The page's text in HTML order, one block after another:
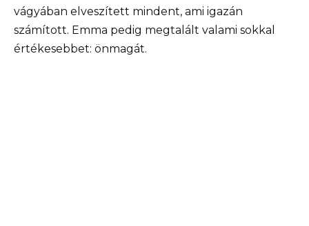
vágyában elveszített mindent, ami igazán
számított. Emma pedig megtalált valami sokkal
értékesebbet: önmagát.